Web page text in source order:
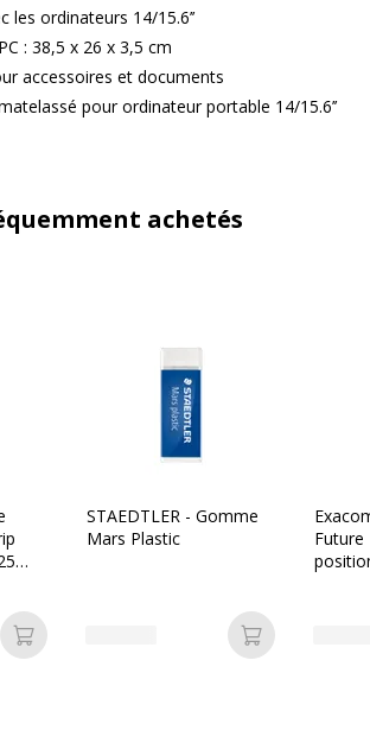
les ordinateurs 14/15.6’’
: 38,5 x 26 x 3,5 cm
accessoires et documents
pour ordinateur portable 14/15.6’’
achetés
Ajouter au panier
STAEDTLER - Gomme
Mars Plastic
Ajouter au
Future